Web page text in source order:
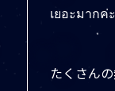
เยอะมาก
たくさん